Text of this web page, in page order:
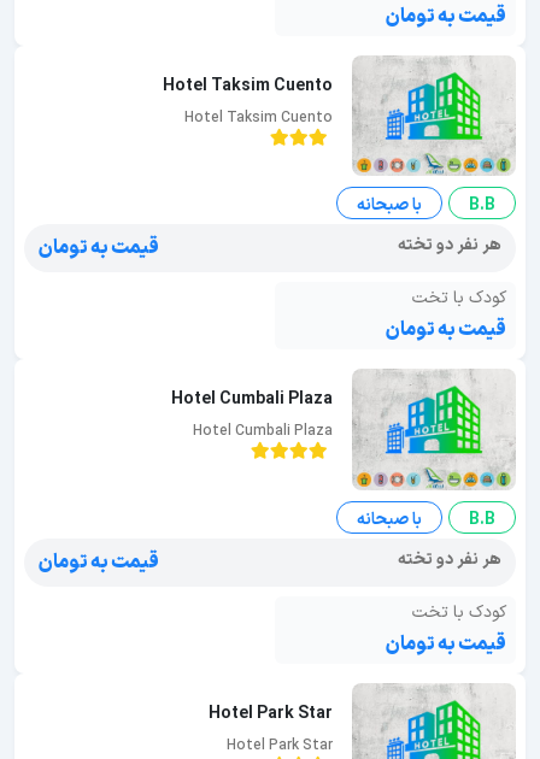
قیمت به تومان
Hotel Taksim Cuento
Hotel Taksim Cuento
B.B
با صبحانه
هر نفر دو تخته
قیمت به تومان
کودک با تخت
قیمت به تومان
Hotel Cumbali Plaza
Hotel Cumbali Plaza
B.B
با صبحانه
هر نفر دو تخته
قیمت به تومان
کودک با تخت
قیمت به تومان
Hotel Park Star
Hotel Park Star